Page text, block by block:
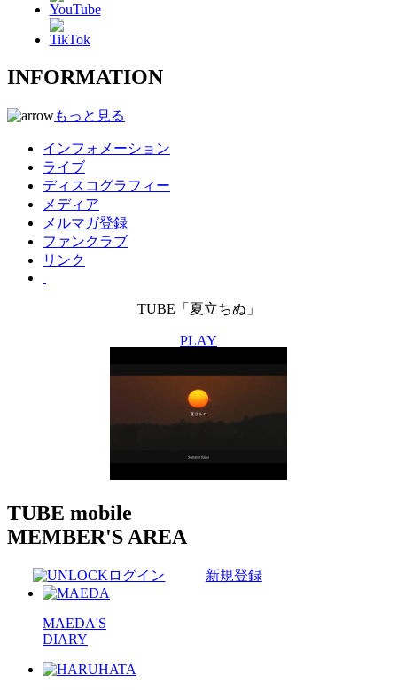
INFORMATION
もっと見る
インフォメーション
ライブ
ディスコグラフィー
メディア
メルマガ登録
ファンクラブ
リンク
TUBE「夏立ちぬ」
PLAY
TUBE mobile
MEMBER'S AREA
ログイン 新規登録
MAEDA'S
DIARY